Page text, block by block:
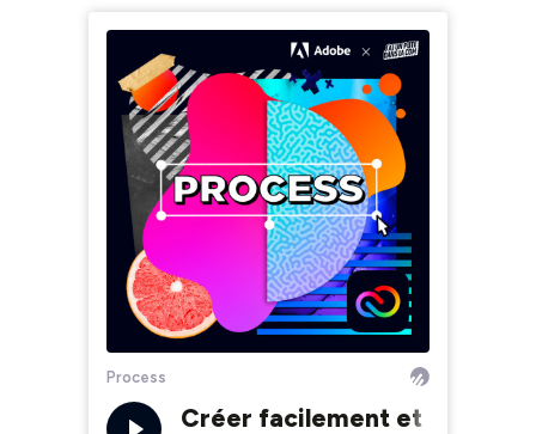
Process
Créer facilement et